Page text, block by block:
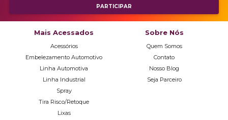
Mais Acessados
Acessórios
Embelezamento Automotivo
Linha Automotiva
Linha Industrial
Spray
Tira Risco/Retoque
Lixas
Sobre Nós
Quem Somos
Contato
Nosso Blog
Seja Parceiro